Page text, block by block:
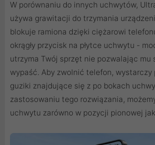
W porównaniu do innych uchwytów,
używa grawitacji do trzymania
blokuje ramiona dzięki ciężarowi
okrągły przycisk na płytce uchwytu -
utrzyma Twój sprzęt nie pozwalając mu
wypaść. Aby zwolnić telefon, wystarczy
guziki znajdujące się z po bokach
zastosowaniu tego rozwiązania,
uchwytu zarówno w pozycji pionowej